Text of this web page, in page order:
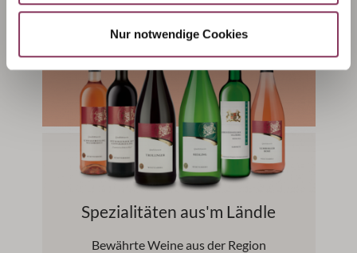
Nur notwendige Cookies
Spezialitäten aus'm Ländle
Bewährte Weine aus der Region